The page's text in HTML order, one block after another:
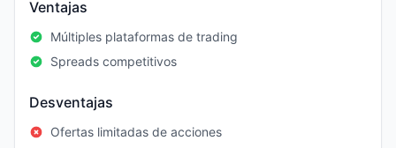
Ventajas
Múltiples plataformas de trading
Spreads competitivos
Desventajas
Ofertas limitadas de acciones